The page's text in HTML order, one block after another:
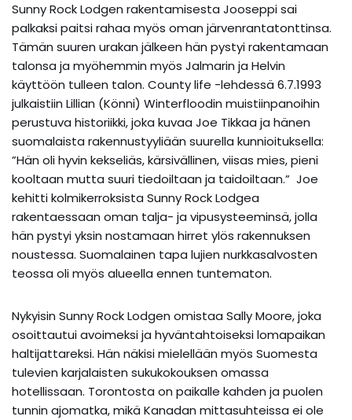
Sunny Rock Lodgen rakentamisesta Jooseppi sai
palkaksi paitsi rahaa myös oman järvenrantatonttinsa.
Tämän suuren urakan jälkeen hän pystyi rakentamaan
talonsa ja myöhemmin myös Jalmarin ja Helvin
käyttöön tulleen talon. County life -lehdessä 6.7.1993
julkaistiin Lillian (Könni) Winterfloodin muistiinpanoihin
perustuva historiikki, joka kuvaa Joe Tikkaa ja hänen
suomalaista rakennustyyliään suurella kunnioituksella:
”Hän oli hyvin kekseliäs, kärsivällinen, viisas mies, pieni
kooltaan mutta suuri tiedoiltaan ja taidoiltaan.” Joe
kehitti kolmikerroksista Sunny Rock Lodgea
rakentaessaan oman talja- ja vipusysteeminsä, jolla
hän pystyi yksin nostamaan hirret ylös rakennuksen
noustessa. Suomalainen tapa lujien nurkkasalvosten
teossa oli myös alueella ennen tuntematon.
Nykyisin Sunny Rock Lodgen omistaa Sally Moore, joka
osoittautui avoimeksi ja hyväntahtoiseksi lomapaikan
haltijattareksi. Hän näkisi mielellään myös Suomesta
tulevien karjalaisten sukukokouksen omassa
hotellissaan. Torontosta on paikalle kahden ja puolen
tunnin ajomatka, mikä Kanadan mittasuhteissa ei ole